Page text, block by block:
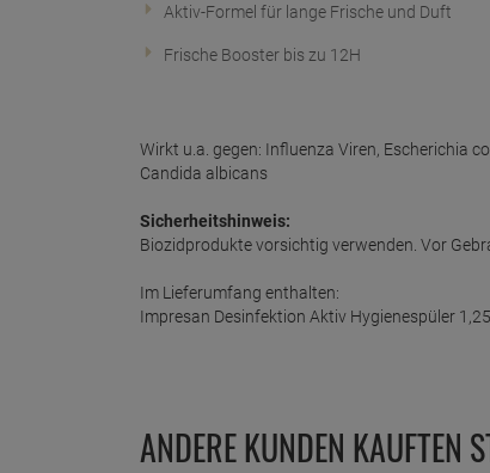
Aktiv-Formel für lange Frische und Duft
Frische Booster bis zu 12H
Wirkt u.a. gegen: Influenza Viren, Escherichia
Candida albicans
Sicherheitshinweis:
Biozidprodukte vorsichtig verwenden. Vor
Im Lieferumfang enthalten:
Impresan Desinfektion Aktiv Hygienespüler
ANDERE KUNDEN KAUFTEN